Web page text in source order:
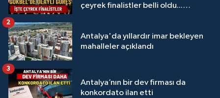
çeyrek finalistler belli oldu...
Antalya'da yıllardır imar bekleyen
mahalleler açıklandı
2
Antalya’nın bir dev firması da
konkordato ilan etti
3